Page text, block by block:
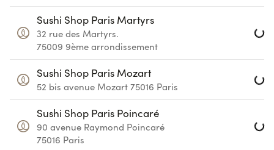
Sushi Shop Paris Martyrs
32 rue des Martyrs.
75009 9ème arrondissement
Sushi Shop Paris Mozart
52 bis avenue Mozart 75016 Paris
Sushi Shop Paris Poincaré
90 avenue Raymond Poincaré
75016 Paris